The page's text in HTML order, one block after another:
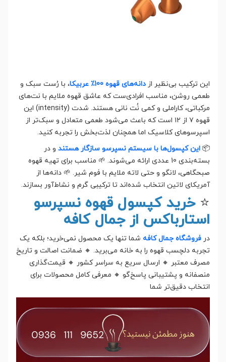
این ترکیب بی‌نظیر از دانه‌های قهوه 100٪ عربیکا
، با رُست سبک و
طعمی روشن، مناسب افرادی‌ست که عاشق قهوه ملایم با نت‌های
مرکباتی، کاراملی و کمی نُت نانی هستند. شدت (intensity) این
قهوه ۷ از ۱۲ است که باعث می‌شود طعمی متعادل و سبک‌تر از
اسپرسوهای کلاسیک اما همچنان لذت‌بخش را تجربه کنید.
📦 این کپسول‌ها با سیستم نسپرسو سازگار هستند و در
بسته‌بندی 10 عددی ارائه می‌شوند. 🌱 مناسب برای تهیه قهوه
صبحگاهی، لانگو و حتی لاته ملایم با فوم شیر. 🌱 دانه‌ها از
آمریکای لاتین انتخاب شده‌اند تا ترکیبی گرم و نشاط‌آور بسازند.
⭐ خرید کپسول قهوه نسپرسو
استارباکس از جمال کافه
در فروشگاه جمال کافه شما تنها یک محصول نمی‌خرید؛ بلکه یک
تجربه دلچسب قهوه را به خانه می‌برید. 🔸 ضمانت اصالت و تاریخ
مصرف معتبر 🔸 ارسال سریع به سراسر کشور 🔸 قیمت‌گذاری
منصفانه و پشتیبانی پاسخ‌گو 🔸 معرفی کامل محصولات برای
انتخاب دقیق‌تر شما